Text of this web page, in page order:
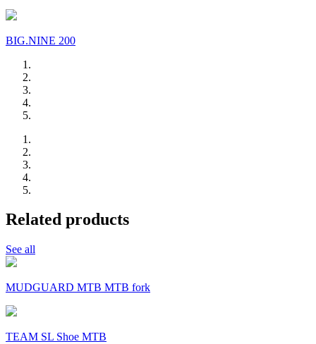
BIG.NINE 200
Related products
See all
MUDGUARD MTB MTB fork
TEAM SL Shoe MTB